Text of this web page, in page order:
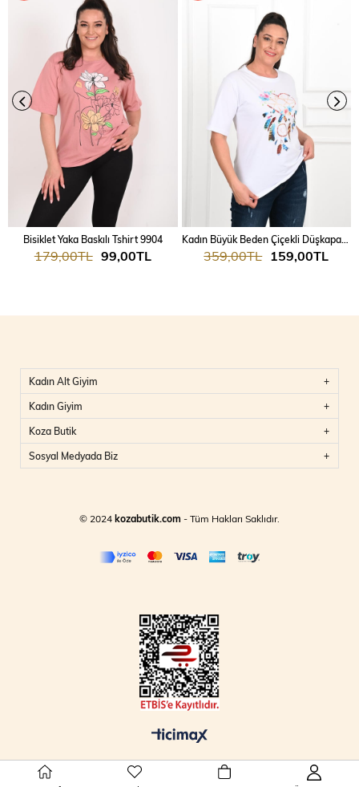
Bisiklet Yaka Baskılı Tshirt 9904
99,00TL
179,00TL
Kadın Büyük Beden Çiçekli Düşkapanı Baskılı T-Shirt 1573-23
159,00TL
359,00TL
Kadın Alt Giyim
Kadın Giyim
Koza Butik
Sosyal Medyada Biz
© 2024kozabutik.com - Tüm Hakları Saklıdır.